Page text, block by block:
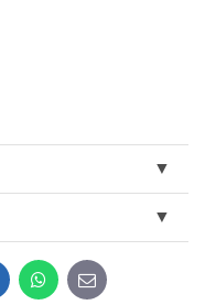
WhatsApp
E-
mail